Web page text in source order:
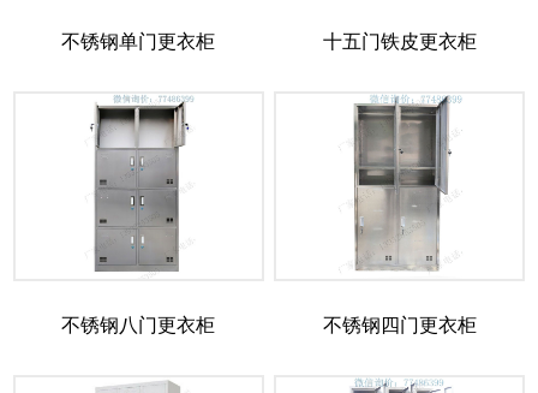
不锈钢单门更衣柜 十五门铁皮更衣柜
不锈钢八门更衣柜 不锈钢四门更衣柜